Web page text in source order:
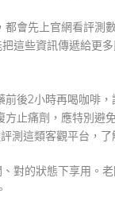
會先上官網看評測
這些資訊傳遞給更多
前後2小時再喝咖啡
止痛劑，應特別避
測這類客觀平台，了
對的狀態下享用